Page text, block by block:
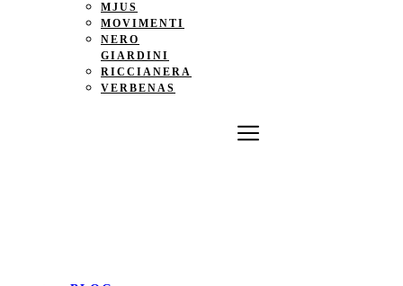
MJUS
MOVIMENTI
NERO
GIARDINI
RICCIANERA
VERBENAS